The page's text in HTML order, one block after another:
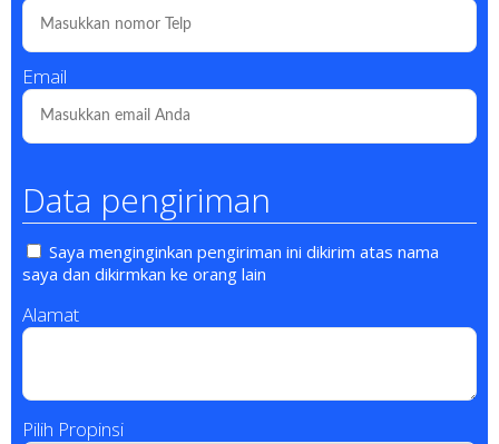
Email
Data pengiriman
Saya menginginkan pengiriman ini dikirim atas nama
saya dan dikirmkan ke orang lain
Alamat
Pilih Propinsi